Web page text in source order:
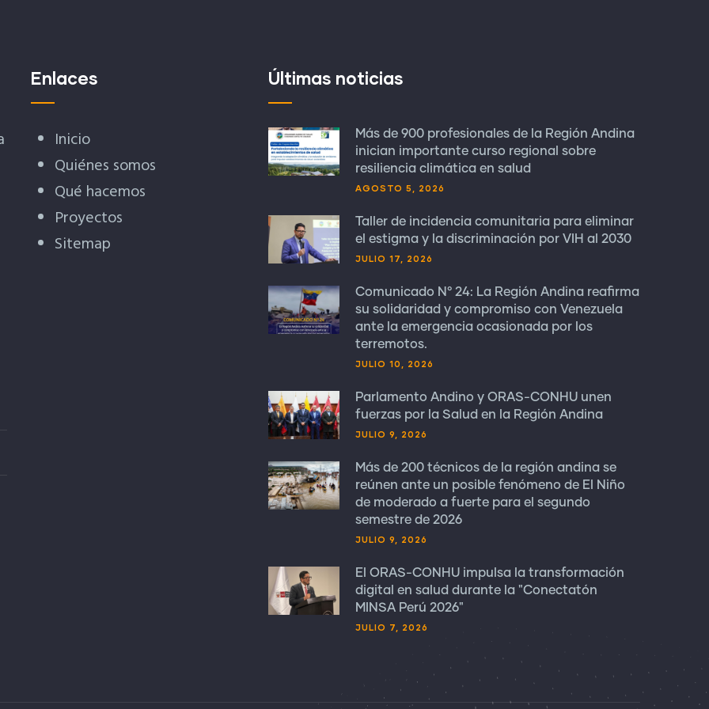
Enlaces
Inicio
Quiénes somos
Qué hacemos
Proyectos
Sitemap
Últimas noticias
Más de 900 profesionales de la Región Andina
inician importante curso regional sobre
resiliencia climática en salud
AGOSTO 5, 2026
Taller de incidencia comunitaria para eliminar
el estigma y la discriminación por VIH al 2030
JULIO 17, 2026
Comunicado N° 24: La Región Andina reafirma
su solidaridad y compromiso con Venezuela
ante la emergencia ocasionada por los
terremotos.
JULIO 10, 2026
Parlamento Andino y ORAS-CONHU unen
fuerzas por la Salud en la Región Andina
JULIO 9, 2026
Más de 200 técnicos de la región andina se
reúnen ante un posible fenómeno de El Niño
de moderado a fuerte para el segundo
semestre de 2026
JULIO 9, 2026
El ORAS-CONHU impulsa la transformación
digital en salud durante la "Conectatón
MINSA Perú 2026"
JULIO 7, 2026